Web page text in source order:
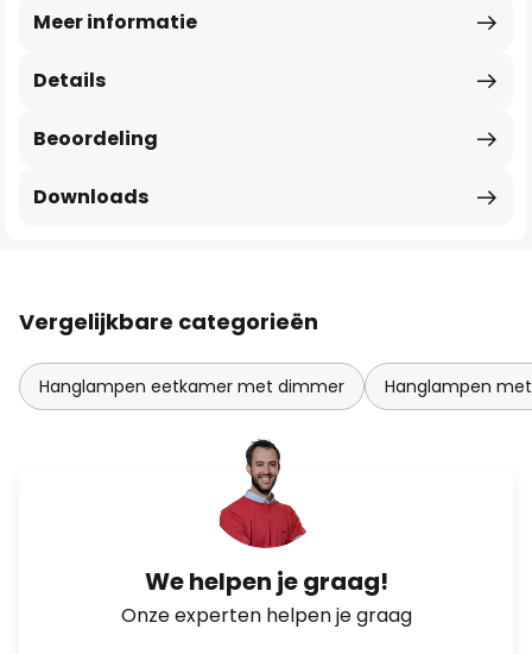
Details
Meer informatie
Beoordeling
Downloads
Vergelijkbare categorieën
Hanglampen eetkamer met dimmer Hanglampen
We helpen je graag!
Onze experten helpen je graag